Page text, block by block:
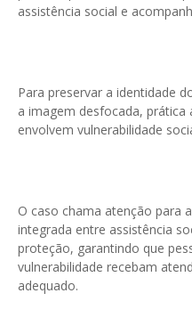
assistência social e
Para preservar a identidade
a imagem desfocada, prática
envolvem vulnerabilidade
O caso chama atenção para
integrada entre assistência
proteção, garantindo que
vulnerabilidade recebam
adequado.